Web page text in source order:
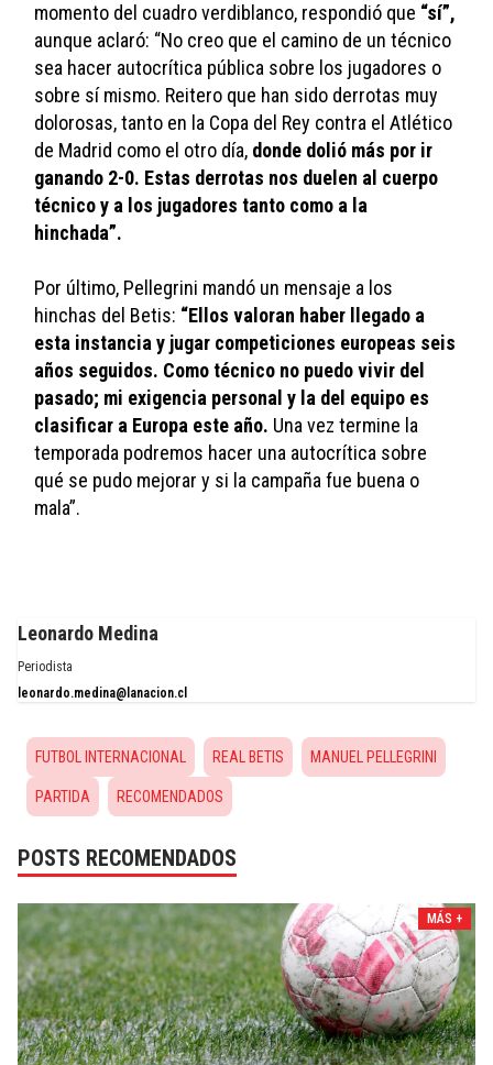
momento del cuadro verdiblanco, respondió que “sí”,
aunque aclaró: “No creo que el camino de un técnico
sea hacer autocrítica pública sobre los jugadores o
sobre sí mismo. Reitero que han sido derrotas muy
dolorosas, tanto en la Copa del Rey contra el Atlético
de Madrid como el otro día, donde dolió más por ir
ganando 2-0. Estas derrotas nos duelen al cuerpo
técnico y a los jugadores tanto como a la
hinchada”.
Por último, Pellegrini mandó un mensaje a los
hinchas del Betis: “Ellos valoran haber llegado a
esta instancia y jugar competiciones europeas seis
años seguidos. Como técnico no puedo vivir del
pasado; mi exigencia personal y la del equipo es
clasificar a Europa este año. Una vez termine la
temporada podremos hacer una autocrítica sobre
qué se pudo mejorar y si la campaña fue buena o
mala”.
Leonardo Medina
Periodista
leonardo.medina@lanacion.cl
FUTBOL INTERNACIONAL REAL BETIS MANUEL PELLEGRINI
PARTIDA RECOMENDADOS
POSTS RECOMENDADOS
MÁS +